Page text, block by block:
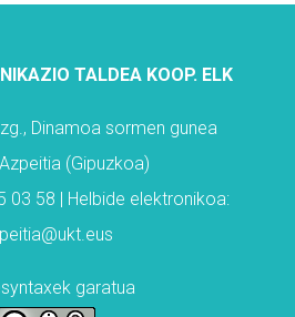
TALDEA KOOP. ELK
Dinamoa sormen gunea
(Gipuzkoa)
03 58 | Helbide elektronikoa:
garatua